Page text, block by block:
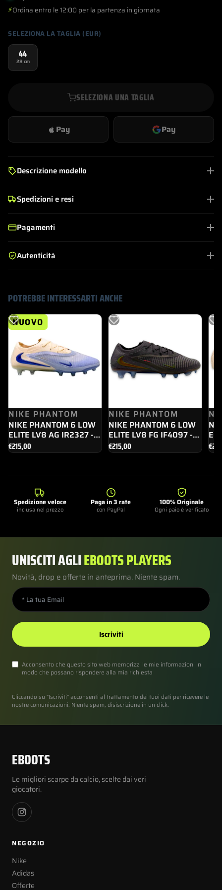
€269,00.
€155,00.
⚡Ordina entro le 12:00 per la partenza in giornata
SELEZIONA LA TAGLIA (EUR)
44
28 cm
SELEZIONA UNA TAGLIA
Pay Pay
Descrizione modello
Spedizioni e resi
Pagamenti
Autenticità
POTREBBE INTERESSARTI ANCHE
NUOVO
NIKE PHANTOM
NIKE PHANTOM 6 LOW
ELITE LV8 AG IR2327 -
008
€215,00
NIKE PHANTOM
NIKE PHANTOM 6 LOW
ELITE LV8 FG IF4097 -
288
€215,00 €
Spedizione veloce
inclusa nel prezzo
Paga in 3 rate
con PayPal
100% Originale
Ogni paio è verificato
UNISCITI AGLIEBOOTS PLAYERS
Novità, drop e offerte in anteprima. Niente spam.
Iscriviti
Acconsento che questo sito web memorizzi le mie informazioni in
modo che possano rispondere alla mia richiesta
Cliccando su “Iscriviti” acconsenti al trattamento dei tuoi dati per ricevere le
nostre comunicazioni. Niente spam, disiscrizione in un click.
EBOOTS
Le migliori scarpe da calcio, scelte dai veri
giocatori.
NEGOZIO
Nike
Adidas
Offerte